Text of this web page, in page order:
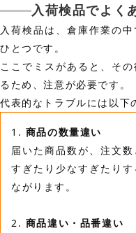
入荷検品でよく
入荷検品は、倉庫作業の
ひとつです。
ここでミスがあると、そ
るため、注意が必要です。
代表的なトラブルには以下
1. 商品の数量違い
届いた商品数が、注文
すぎたり少なすぎたり
ながります。
2. 商品違い・品番違い